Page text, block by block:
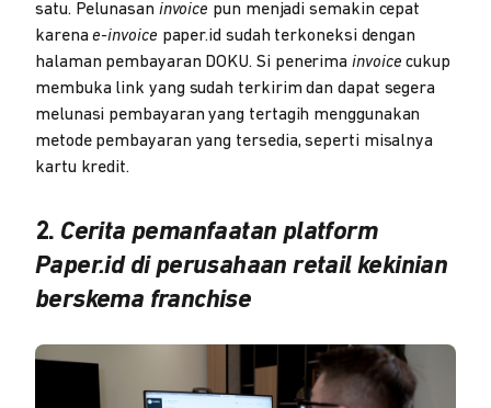
satu. Pelunasan invoice pun menjadi semakin cepat
karenae-invoice paper.id sudah terkoneksi dengan
halaman pembayaran DOKU. Si penerimainvoice cukup
membuka link yang sudah terkirim dan dapat segera
melunasi pembayaran yang tertagih menggunakan
metode pembayaran yang tersedia, seperti misalnya
kartu kredit.
2. Cerita pemanfaatan platform
Paper.id di perusahaan retail kekinian
berskema franchise